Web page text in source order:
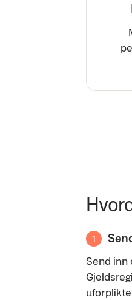
1
Send inn